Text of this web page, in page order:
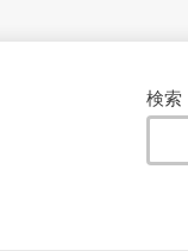
検索